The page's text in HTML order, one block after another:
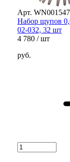
Арт.
Набор щупов
02-032, 32 шт
4 780 / шт
руб.